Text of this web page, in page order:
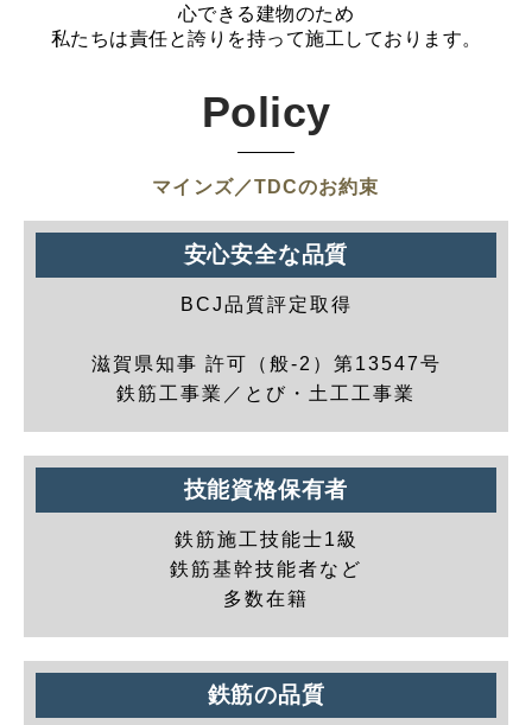
心できる建物のため
私たちは責任と誇りを持って施工しております。
Policy
マインズ／TDCのお約束
安心安全な品質
BCJ品質評定取得
滋賀県知事 許可（般-2）第13547号
鉄筋工事業／とび・土工工事業
技能資格保有者
鉄筋施工技能士1級
鉄筋基幹技能者など
多数在籍
鉄筋の品質